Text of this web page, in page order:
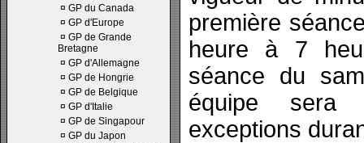
¤ GP du Canada
¤ GP d'Europe
¤ GP de Grande
Bretagne
¤ GP d'Allemagne
¤ GP de Hongrie
¤ GP de Belgique
¤ GP d'Italie
¤ GP de Singapour
¤ GP du Japon
première
heure à 7
séance du
équipe sera
exceptions